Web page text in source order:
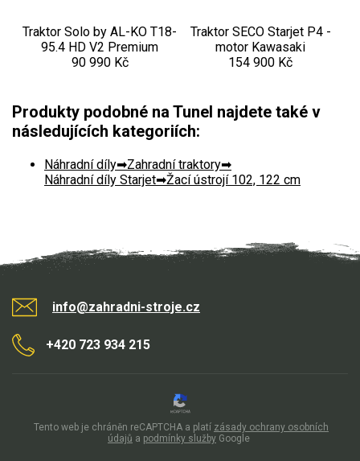
Přední náprava, řízení
Zdvih sečení
Sběrný koš
Žací ústrojí 102, 122 cm
Ostatní
Náhradní díly pro křovinořezy
Traktor Solo by AL-KO T18-
95.4 HD V2 Premium
90 990 Kč
Traktor SECO Starjet P4 -
motor Kawasaki
154 900 Kč
Produkty podobné na Tunel najdete také v
následujících kategoriích:
Náhradní díly
Zahradní traktory
Náhradní díly Starjet
Žací ústrojí 102, 122 cm
info@zahradni-stroje.cz
+420 723 934 215
Tento web je chráněn reCAPTCHA a platí zásady ochrany osobních
údajů a podmínky služby Google